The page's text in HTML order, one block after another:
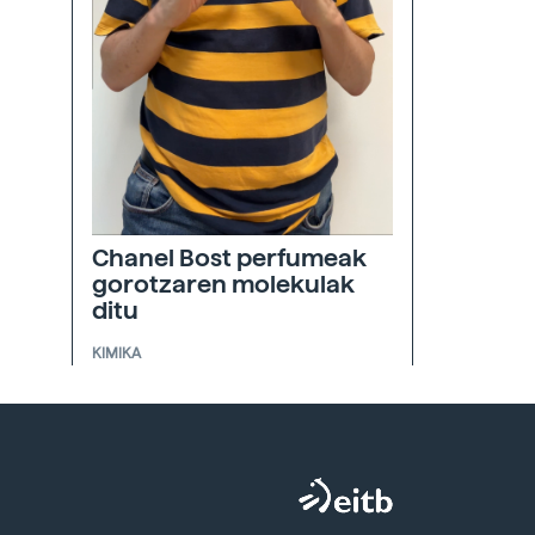
Chanel Bost perfumeak
gorotzaren molekulak
ditu
KIMIKA